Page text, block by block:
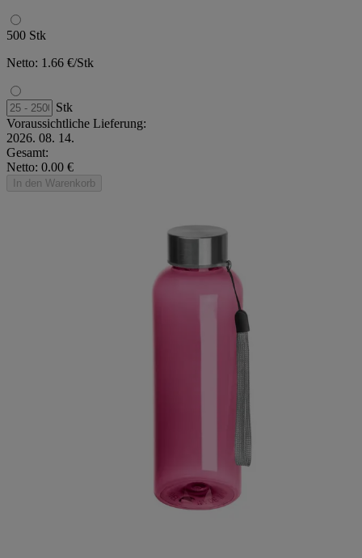
500 Stk
Netto: 1.66 €/Stk
Stk
Voraussichtliche Lieferung:
2026. 08. 14.
Gesamt:
Netto: 0.00 €
In den Warenkorb